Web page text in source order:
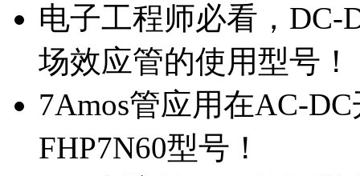
电子工程师必看，DC-
场效应管的使用型号！
7Amos管应用在AC-
FHP7N60型号！